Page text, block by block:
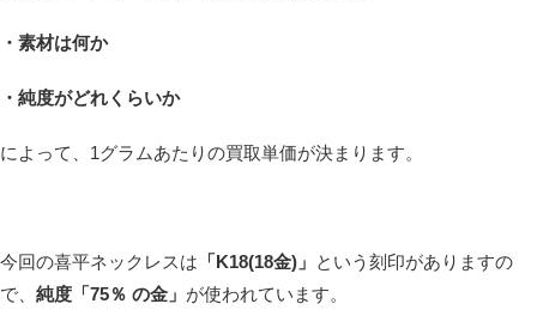
・素材は何か
・純度がどれくらいか
によって、1グラムあたりの買取単価が決まります。
今回の喜平ネックレスは 「K18(18金)」 という刻印がありますの
で、 純度「75％ の金」 が使われています。